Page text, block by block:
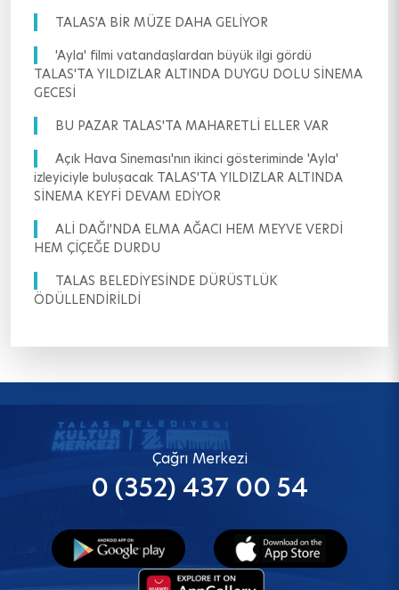
TALAS'A BİR MÜZE DAHA GELİYOR
'Ayla' filmi vatandaşlardan büyük ilgi gördü
TALAS'TA YILDIZLAR ALTINDA DUYGU DOLU SİNEMA
GECESİ
BU PAZAR TALAS'TA MAHARETLİ ELLER VAR
Açık Hava Sineması'nın ikinci gösteriminde 'Ayla'
izleyiciyle buluşacak TALAS'TA YILDIZLAR ALTINDA
SİNEMA KEYFİ DEVAM EDİYOR
ALİ DAĞI'NDA ELMA AĞACI HEM MEYVE VERDİ
HEM ÇİÇEĞE DURDU
TALAS BELEDİYESİNDE DÜRÜSTLÜK
ÖDÜLLENDİRİLDİ
Çağrı Merkezi
0 (352) 437 00 54